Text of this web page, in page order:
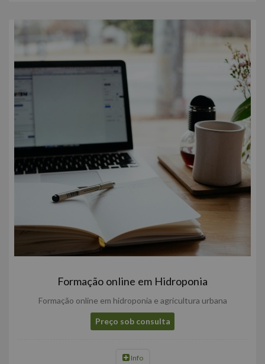
Formação online em Hidroponia
Formação online em hidroponia e agricultura urbana
Preço sob consulta
Info